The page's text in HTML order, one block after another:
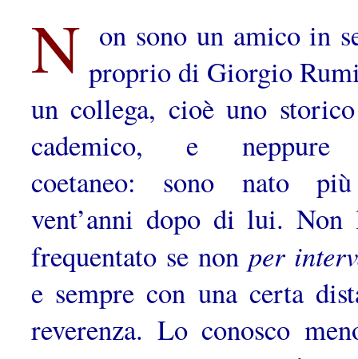
N on sono un amico in
proprio di Giorgio
un collega, cioè uno
cademico, e
coetaneo: sono nato
vent’anni dopo di lui. Non
frequentato se non per
e sempre con una certa
reverenza. Lo conosco